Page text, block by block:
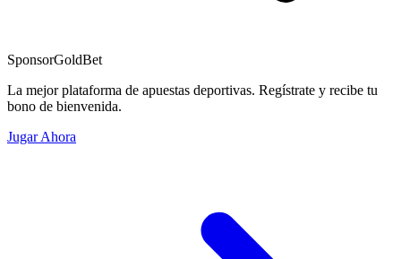
SponsorGoldBet
La mejor plataforma de apuestas deportivas. Regístrate y recibe tu
bono de bienvenida.
Jugar Ahora